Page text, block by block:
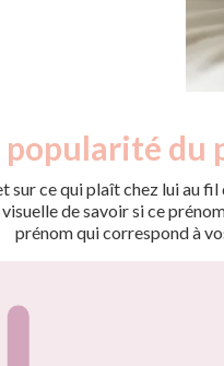
du
sur ce qui plaît chez lui au
de savoir si ce
prénom qui correspond à